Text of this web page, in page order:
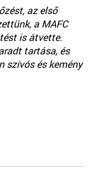
az első
a MAFC
is átvette.
tartása, és
szívós és kemény